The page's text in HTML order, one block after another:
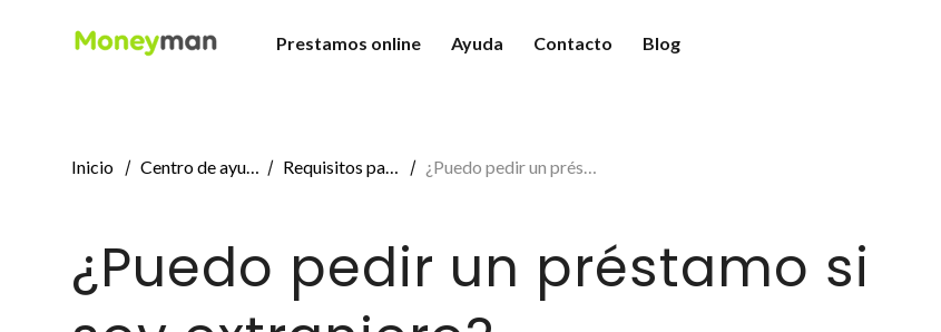
Prestamos online
Préstamos para autónomos
Ayuda
Contacto Blog
Inicio Centro de ayuda Requisitos para acceder a un préstamo ¿Puedo pedir un préstamo si soy extranjero?
¿Puedo pedir un préstamo si